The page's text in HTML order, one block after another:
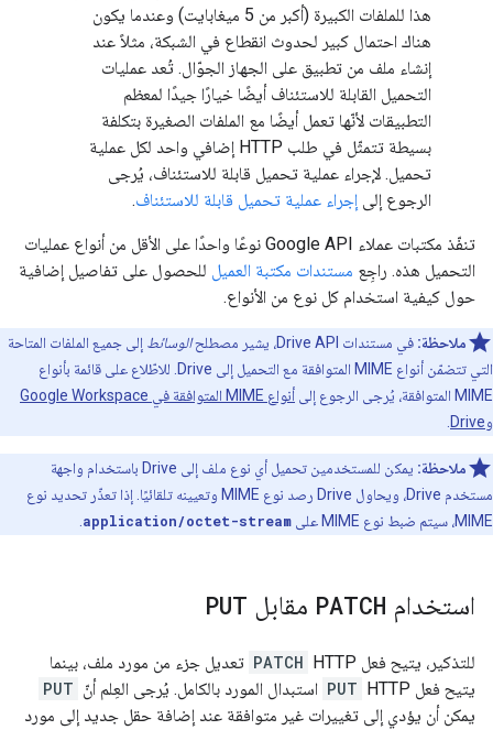
هذا للملفات الكبيرة (أكبر من 5 ميغابايت) وعندما يكون
هناك احتمال كبير لحدوث انقطاع في الشبكة، مثلاً عند
إنشاء ملف من تطبيق على الجهاز الجوّال. تُعد عمليات
التحميل القابلة للاستئناف أيضًا خيارًا جيدًا لمعظم
التطبيقات لأنّها تعمل أيضًا مع الملفات الصغيرة بتكلفة
بسيطة تتمثّل في طلب HTTP إضافي واحد لكل عملية
تحميل. لإجراء عملية تحميل قابلة للاستئناف، يُرجى
الرجوع إلى إجراء عملية تحميل قابلة للاستئناف.
تنفّذ مكتبات عملاء Google API نوعًا واحدًا على الأقل من أنواع عمليات
التحميل هذه. راجِع مستندات مكتبة العميل للحصول على تفاصيل إضافية
حول كيفية استخدام كل نوع من الأنواع.
ملاحظة: في مستندات Drive API، يشير مصطلح الوسائط إلى جميع الملفات المتاحة
التي تتضمّن أنواع MIME المتوافقة مع التحميل إلى Drive. للاطّلاع على قائمة بأنواع
MIME المتوافقة، يُرجى الرجوع إلى
أنواع MIME المتوافقة في Google Workspace
وDrive
ملاحظة:
يمكن للمستخدمين تحميل أي نوع ملف إلى Drive باستخدام واجهة
مستخدم Drive، ويحاول Drive رصد نوع MIME وتعيينه تلقائيًا. إذا تعذّر تحديد نوع
MIME، سيتم ضبط نوع MIME على
application/octet-stream
استخدام PATCH مقابل PUT
للتذكير، يتيح فعل HTTP PATCH تعديل جزء من مورد ملف، بينما
يتيح فعل HTTP
PUT استبدال المورد بالكامل. يُرجى العِلم أنّ PUT
يمكن أن يؤدي إلى تغييرات غير متوافقة عند إضافة حقل جديد إلى مورد